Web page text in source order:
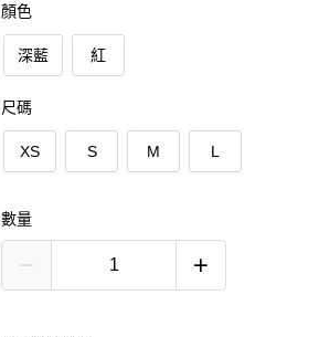
顏色
深藍 紅
尺碼
XS S M L
數量